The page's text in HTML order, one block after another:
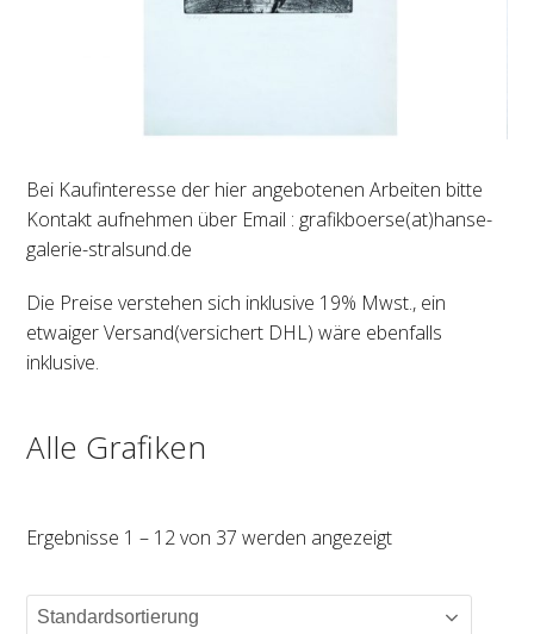
Bei Kaufinteresse der hier angebotenen Arbeiten bitte
Kontakt aufnehmen über Email : grafikboerse(at)hanse-
galerie-stralsund.de
Die Preise verstehen sich inklusive 19% Mwst., ein
etwaiger Versand(versichert DHL) wäre ebenfalls
inklusive.
Alle Grafiken
Ergebnisse 1 – 12 von 37 werden angezeigt